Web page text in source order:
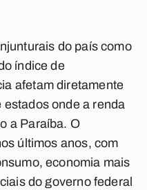
do país como
índice de
afetam diretamente
onde a renda
a Paraíba. O
últimos anos, com
economia mais
do governo federal